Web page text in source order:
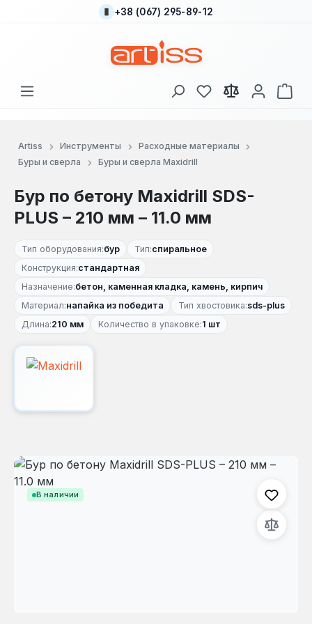
Перейти к основному содержанию
+38 (067) 295-89-12
У вас есть товары
В
Artiss Инструменты
Расходные материалы
Буры и сверла
Буры и сверла Maxidrill
Бур по бетону Maxidrill SDS-
PLUS – 210 мм – 11.0 мм
Тип оборудования:бур Тип:спиральное
Конструкция:стандартная
Назначение:бетон, каменная кладка, камень, кирпич
Материал:напайка из победита Тип хвостовика:sds-plus
Длина:210 мм Количество в упаковке:1 шт
В наличии
Пропустить галерею изображений